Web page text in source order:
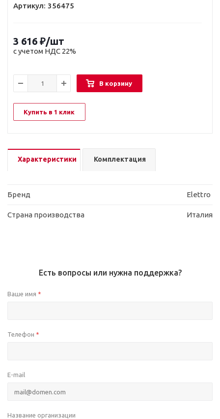
Артикул: 356475
3 616 ₽/шт
с учетом НДС 22%
В корзину
Купить в 1 клик
Характеристики Комплектация
Бренд Elettro
Страна производства Италия
Есть вопросы или нужна поддержка?
Ваше имя *
Телефон *
E-mail
Название организации